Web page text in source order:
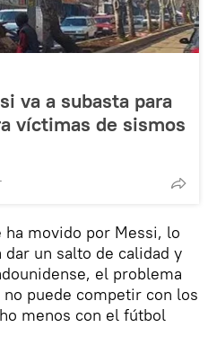
va a subasta para
víctimas de sismos
ha movido por Messi, lo
un salto de calidad y
el problema
puede competir con los
menos con el fútbol